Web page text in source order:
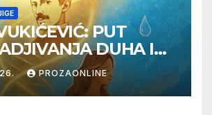
PUT
DUHA I
TESLOM
PROZAONLINE